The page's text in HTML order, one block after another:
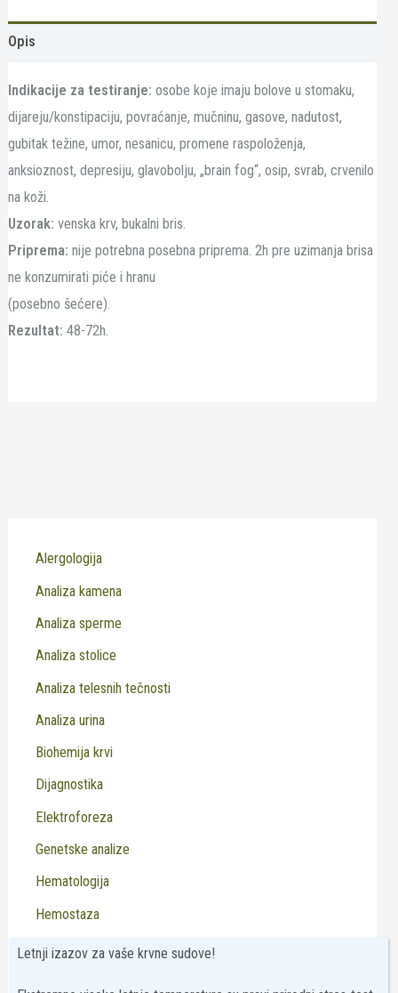
Opis
Indikacije za testiranje: osobe koje imaju bolove u stomaku,
dijareju/konstipaciju, povraćanje, mučninu, gasove, nadutost,
gubitak težine, umor, nesanicu, promene raspoloženja,
anksioznost, depresiju, glavobolju, „brain fog“, osip, svrab, crvenilo
na koži.
Uzorak: venska krv, bukalni bris.
Priprema: nije potrebna posebna priprema. 2h pre uzimanja brisa
ne konzumirati piće i hranu
(posebno šećere).
Rezultat: 48-72h.
Alergologija
Analiza kamena
Analiza sperme
Analiza stolice
Analiza telesnih tečnosti
Analiza urina
Biohemija krvi
Dijagnostika
Elektroforeza
Genetske analize
Hematologija
Hemostaza
Imunohemija krvi
Letnji izazov za vaše krvne sudove!